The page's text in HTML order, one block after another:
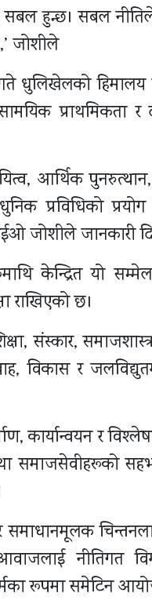
सबल हुन्छ। सबल
जोशीले
धुलिखेलको हिमालय
प्राथमिकता र
आर्थिक
प्रविधिको प्रयोग
जोशीले जानकारी
केन्द्रित यो
राखिएको छ।
संस्कार,
विकास र
कार्यान्वयन र
समाजसेवीहरूको
समाधानमूलक
नीतिगत
रूपमा समेटिन